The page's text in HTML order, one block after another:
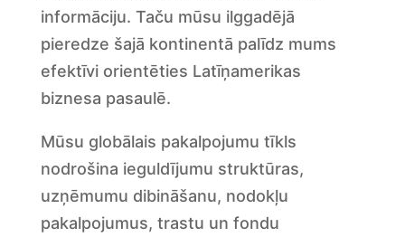
informāciju. Taču mūsu ilggadējā
pieredze šajā kontinentā palīdz mums
efektīvi orientēties Latīņamerikas
biznesa pasaulē.
Mūsu globālais pakalpojumu tīkls
nodrošina ieguldījumu struktūras,
uzņēmumu dibināšanu, nodokļu
pakalpojumus, trastu un fondu